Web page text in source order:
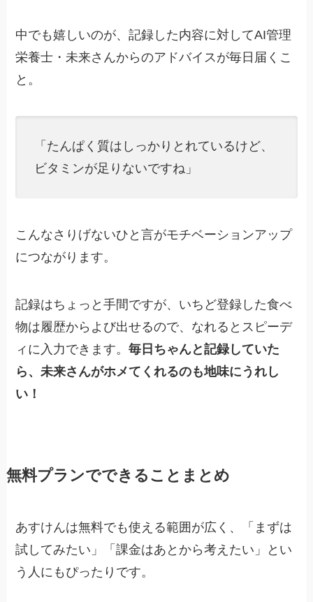
中でも嬉しいのが、記録した内容に対してAI管理
栄養士・未来さんからのアドバイスが毎日届くこ
と。
「たんぱく質はしっかりとれているけど、
ビタミンが足りないですね」
こんなさりげないひと言がモチベーションアップ
につながります。
記録はちょっと手間ですが、いちど登録した食べ
物は履歴からよび出せるので、なれるとスピーデ
ィに入力できます。毎日ちゃんと記録していた
ら、未来さんがホメてくれるのも地味にうれし
い！
無料プランでできることまとめ
あすけんは無料でも使える範囲が広く、「まずは
試してみたい」「課金はあとから考えたい」とい
う人にもぴったりです。